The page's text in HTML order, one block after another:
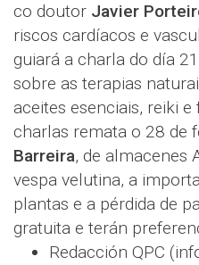
co doutor Javier
riscos cardíacos e
guiará a charla do día
sobre as terapias
aceites esenciais, reiki
charlas remata o 28 de
Barreira, de almacenes
vespa velutina, a
plantas e a pérdida de
gratuita e terán
Redacción QPC